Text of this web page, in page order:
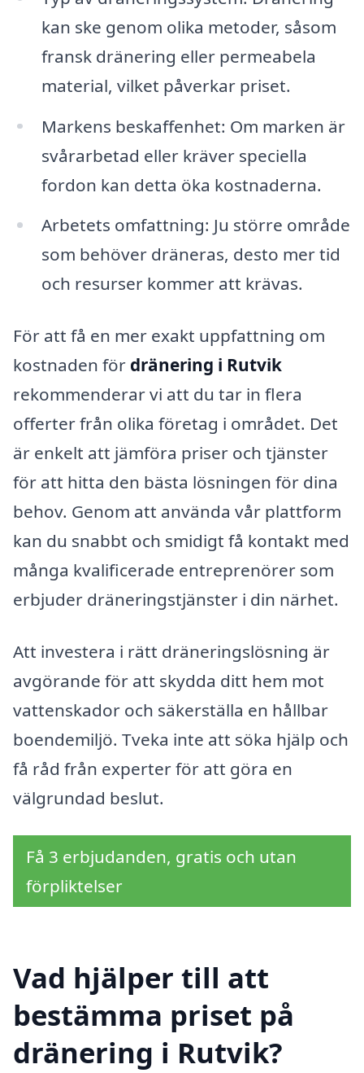
kan ske genom olika metoder, såsom
fransk dränering eller permeabela
material, vilket påverkar priset.
Markens beskaffenhet: Om marken är
svårarbetad eller kräver speciella
fordon kan detta öka kostnaderna.
Arbetets omfattning: Ju större område
som behöver dräneras, desto mer tid
och resurser kommer att krävas.
För att få en mer exakt uppfattning om
kostnaden för dränering i Rutvik
rekommenderar vi att du tar in flera
offerter från olika företag i området. Det
är enkelt att jämföra priser och tjänster
för att hitta den bästa lösningen för dina
behov. Genom att använda vår plattform
kan du snabbt och smidigt få kontakt med
många kvalificerade entreprenörer som
erbjuder dräneringstjänster i din närhet.
Att investera i rätt dräneringslösning är
avgörande för att skydda ditt hem mot
vattenskador och säkerställa en hållbar
boendemiljö. Tveka inte att söka hjälp och
få råd från experter för att göra en
välgrundad beslut.
Få 3 erbjudanden, gratis och utan
förpliktelser
Vad hjälper till att
bestämma priset på
dränering i Rutvik?